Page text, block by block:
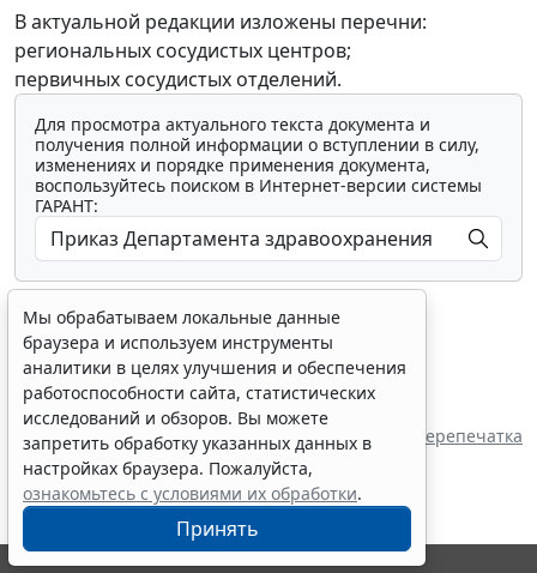
В актуальной редакции изложены перечни:
региональных сосудистых центров;
первичных сосудистых отделений.
Для просмотра актуального текста документа и
получения полной информации о вступлении в силу,
изменениях и порядке применения документа,
воспользуйтесь поиском в Интернет-версии системы
ГАРАНТ:
Показать все материалы
Перепечатка
Мы обрабатываем локальные данные
браузера и используем инструменты
аналитики в целях улучшения и обеспечения
работоспособности сайта, статистических
исследований и обзоров. Вы можете
запретить обработку указанных данных в
настройках браузера. Пожалуйста,
ознакомьтесь с условиями их обработки.
Принять